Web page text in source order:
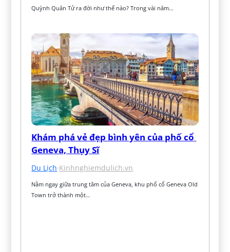
Quỳnh Quân Tử ra đời như thế nào? Trong vài năm…
Khám phá vẻ đẹp bình yên của phố cổ
Geneva, Thụy Sĩ
Du Lịch·Kinhnghiemdulich.vn
Nằm ngay giữa trung tâm của Geneva, khu phố cổ Geneva Old
Town trở thành một…